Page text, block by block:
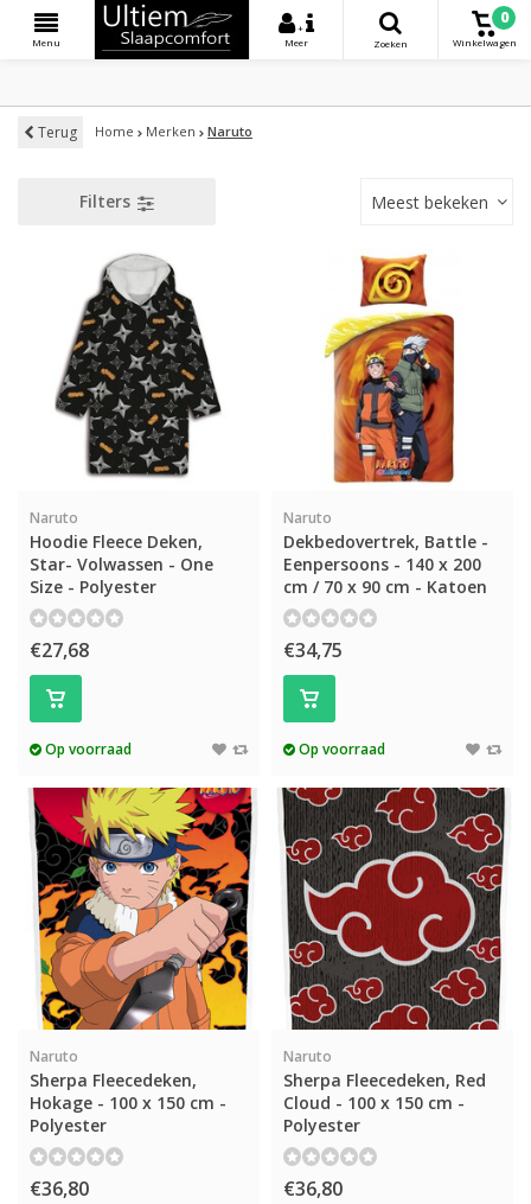
Menu
+
Meer
Zoeken
0
Winkelwagen
Terug Home Merken Naruto
Filters Meest bekeken
Naruto
Hoodie Fleece Deken,
Star- Volwassen - One
Size - Polyester
€27,68
Op voorraad
Naruto
Dekbedovertrek, Battle -
Eenpersoons - 140 x 200
cm / 70 x 90 cm - Katoen
€34,75
Op voorraad
Naruto
Sherpa Fleecedeken,
Hokage - 100 x 150 cm -
Polyester
€36,80
Naruto
Sherpa Fleecedeken, Red
Cloud - 100 x 150 cm -
Polyester
€36,80